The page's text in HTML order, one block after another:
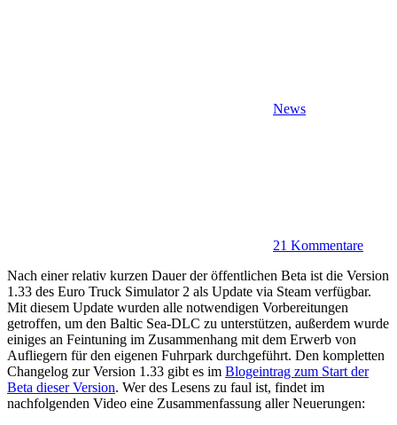
News
21 Kommentare
Nach einer relativ kurzen Dauer der öffentlichen Beta ist die Version
1.33 des Euro Truck Simulator 2 als Update via Steam verfügbar.
Mit diesem Update wurden alle notwendigen Vorbereitungen
getroffen, um den Baltic Sea-DLC zu unterstützen, außerdem wurde
einiges an Feintuning im Zusammenhang mit dem Erwerb von
Aufliegern für den eigenen Fuhrpark durchgeführt. Den kompletten
Changelog zur Version 1.33 gibt es im Blogeintrag zum Start der
Beta dieser Version. Wer des Lesens zu faul ist, findet im
nachfolgenden Video eine Zusammenfassung aller Neuerungen: